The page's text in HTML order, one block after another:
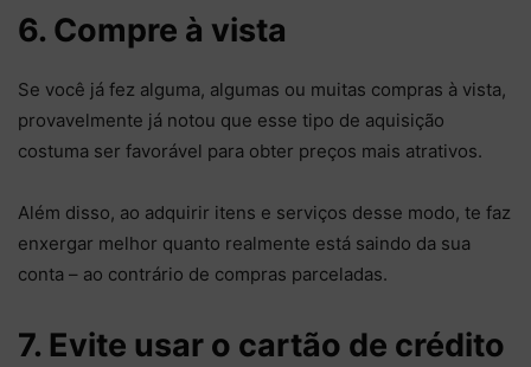
6. Compre à vista
Se você já fez alguma, algumas ou muitas compras à vista,
provavelmente já notou que esse tipo de aquisição
costuma ser favorável para obter preços mais atrativos.
Além disso, ao adquirir itens e serviços desse modo, te faz
enxergar melhor quanto realmente está saindo da sua
conta – ao contrário de compras parceladas.
7. Evite usar o cartão de crédito